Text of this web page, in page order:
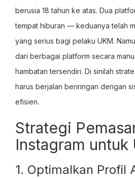
berusia 18 tahun ke atas. Dua
tempat hiburan — keduanya telah
yang serius bagi pelaku UKM.
dari berbagai platform secara
hambatan tersendiri. Di sinilah
harus berjalan beriringan dengan
efisien.
Strategi
Instagram untuk
1. Optimalkan Profil